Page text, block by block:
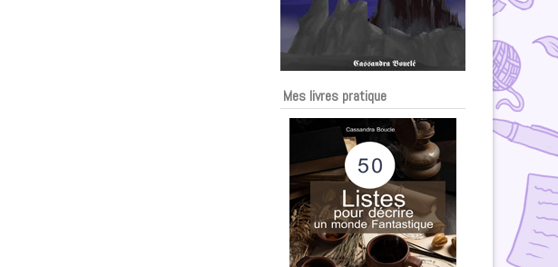
Mes livres pratique